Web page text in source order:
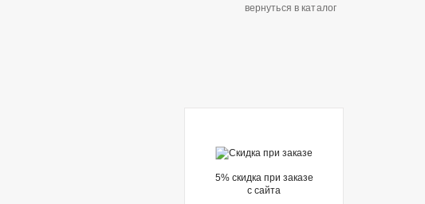
вернуться в каталог
5% cкидка при заказе
с сайта